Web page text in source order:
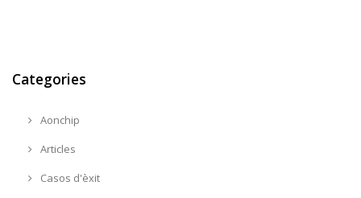
Categories
Aonchip
Articles
Casos d'èxit